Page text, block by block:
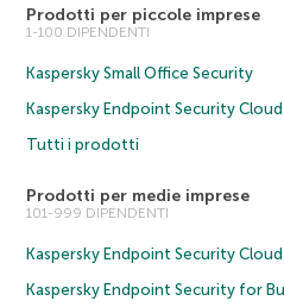
Prodotti per piccole imprese
1-100 DIPENDENTI
Kaspersky Small Office Security
Kaspersky Endpoint Security Cloud
Tutti i prodotti
Prodotti per medie imprese
101-999 DIPENDENTI
Kaspersky Endpoint Security Cloud
Kaspersky Endpoint Security for